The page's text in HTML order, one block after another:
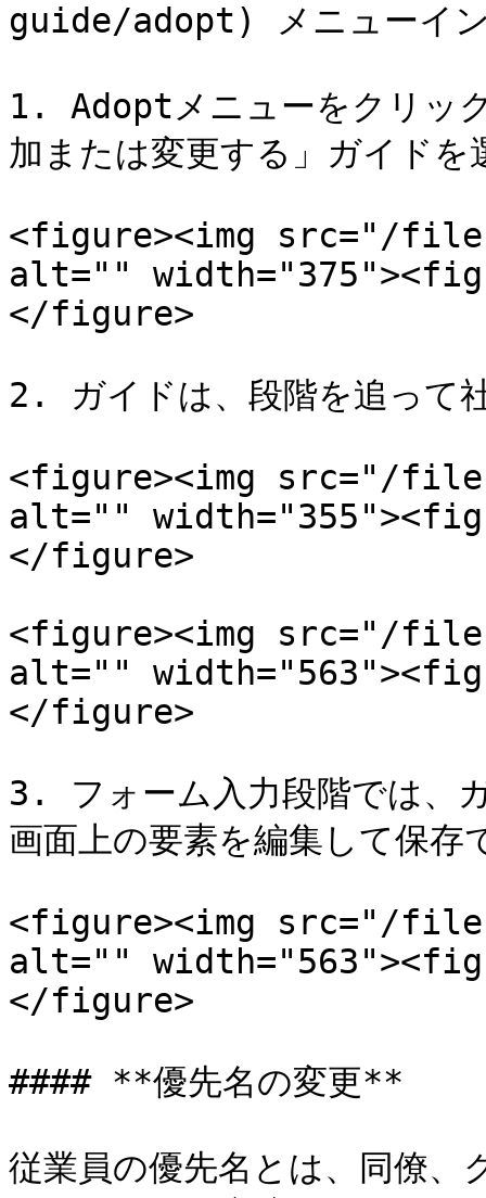
guide/adopt) メニューイ
1. Adoptメニューをクリッ
加または変更する」ガイドを
<figure><img src="/files/
alt=""
</figure>
2. ガイドは、段階を追って
<figure><img src="/
alt=""
</figure>
<figure><img src="/
alt=""
</figure>
3. フォーム入力段階では、
画面上の要素を編集して保存
<figure><img src="/files/
alt=""
</figure>
#### **優先名の変更**
従業員の優先名とは、同僚、